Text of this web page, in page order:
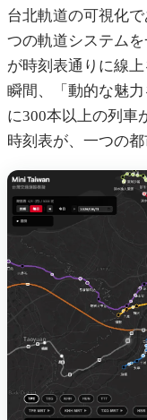
台北軌道の可視化
つの軌道システム
が時刻表通りに線
瞬間、「動的な魅
に300本以上の列車
時刻表が、一つの